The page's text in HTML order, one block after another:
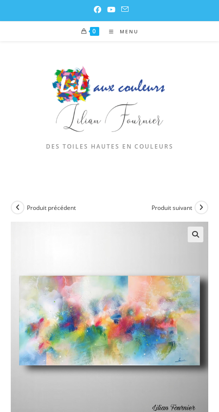
0 MENU
DES TOILES HAUTES EN COULEURS
Produit précédent Produit suivant